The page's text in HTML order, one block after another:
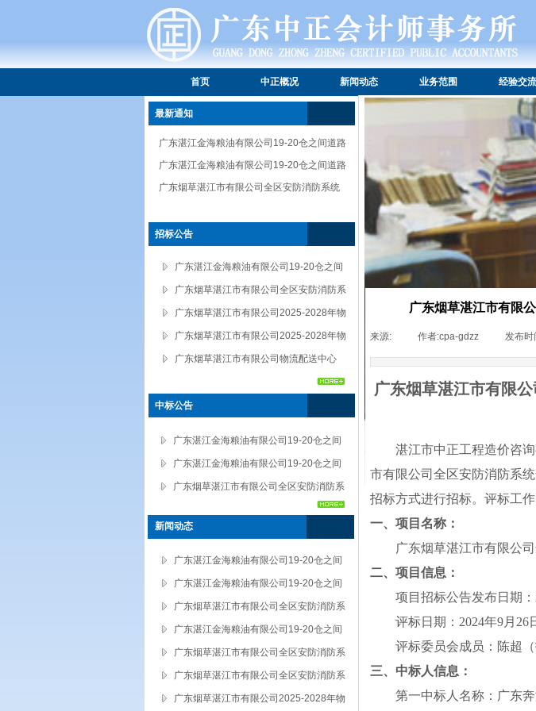
首页 中正概况 新闻动态 业务范围 经验交流
广东湛江金海粮油有限公司19-20仓之间道路
维修工程中标结果公告
广东湛江金海粮油有限公司19-20仓之间道路
维修工程中标候选人公示
广东烟草湛江市有限公司全区安防消防系统
最新通知
广东湛江金海粮油有限公司19-20仓之间
道路维修工程招标公告
广东烟草湛江市有限公司全区安防消防系
统安装、维修服务供应商建库招标公告
广东烟草湛江市有限公司2025-2028年物
流园区垃圾转运服务项目（第二次）招标
公告
广东烟草湛江市有限公司2025-2028年物
流园区垃圾转运服务项目招标公告
广东烟草湛江市有限公司物流配送中心
2024年全区物流从业人员培训项目招标
公告
招标公告
广东湛江金海粮油有限公司19-20仓之间
道路维修工程中标结果公告
广东湛江金海粮油有限公司19-20仓之间
道路维修工程中标候选人公示
广东烟草湛江市有限公司全区安防消防系
统安装、维修服务供应商建库中标结果公
告
广东湛江金海粮油有限公司19-20仓之间
道路维修工程招标公告
广东烟草湛江市有限公司全区安防消防系
统安装、维修服务供应商建库中标候选人
公示
广东烟草湛江市有限公司全区安防消防系
统安装、维修服务供应商建库招标公告
广东烟草湛江市有限公司2025-2028年物
中标公告
新闻动态
广东湛江金海粮油有限公司19-20仓之间
道路维修工程中标结果公告
广东湛江金海粮油有限公司19-20仓之间
道路维修工程中标候选人公示
广东烟草湛江市有限公司全区安防消防系
统安装、维修服务供应商建库中标结果公
告
广东烟草湛江市有限
来源: 作者:cpa-gdzz 发布时
广东烟草湛江市有限
湛江市中正工程造价咨
市有限公司全区安防消防系
招标方式进行招标。评标工
一、项目名称：
广东烟草湛江市有限公
二、项目信息：
项目招标公告发布日期：
评标日期： 2024年9月 26
评标委员会成员： 陈超
三、中标人信息：
第一中标人名称： 广东